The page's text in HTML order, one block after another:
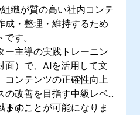
織が質の高い社内コンテ
成・整理・維持するため
す。
ー主導の実践トレーニン
面）で、AIを活用して文
コンテンツの正確性向上
の改善を目指す中級レベ
ます。
のことが可能になりま